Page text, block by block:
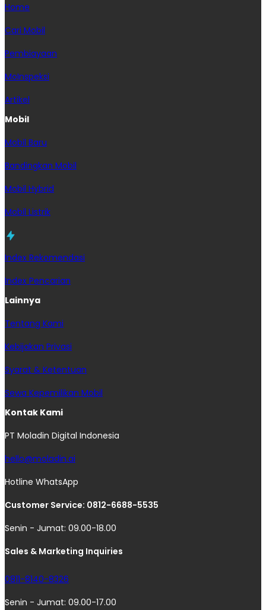
Home
Cari Mobil
Pembiayaan
MoInspeksi
Artikel
Mobil
Mobil Baru
Bandingkan Mobil
Mobil Hybrid
Mobil Listrik
Index Rekomendasi
Index Pencarian
Lainnya
Tentang Kami
Kebijakan Privasi
Syarat & Ketentuan
Sewa Kepemilikan Mobil
Kontak Kami
PT Moladin Digital Indonesia
hello@moladin.ai
Hotline WhatsApp
Customer Service: 0812-6688-5535
Senin - Jumat: 09.00-18.00
Sales & Marketing Inquiries
0811-8140-8326
Senin - Jumat: 09.00-17.00